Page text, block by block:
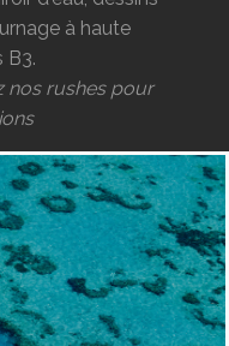
à haute
B3.
nos rushes pour